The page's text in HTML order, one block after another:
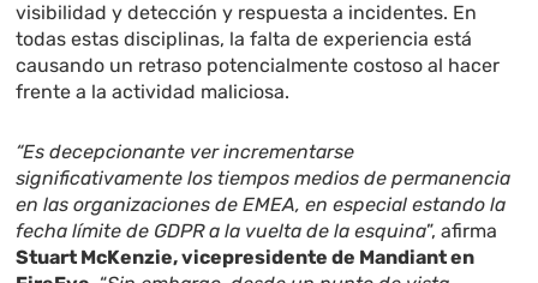
visibilidad y detección y respuesta a incidentes. En
todas estas disciplinas, la falta de experiencia está
causando un retraso potencialmente costoso al hacer
frente a la actividad maliciosa.
“Es decepcionante ver incrementarse
significativamente los tiempos medios de permanencia
en las organizaciones de EMEA, en especial estando la
fecha límite de GDPR a la vuelta de la esquina”, afirma
Stuart McKenzie, vicepresidente de Mandiant en